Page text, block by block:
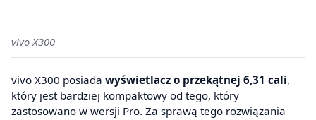
vivo X300
vivo X300 posiada wyświetlacz o przekątnej 6,31 cali,
który jest bardziej kompaktowy od tego, który
zastosowano w wersji Pro. Za sprawą tego rozwiązania